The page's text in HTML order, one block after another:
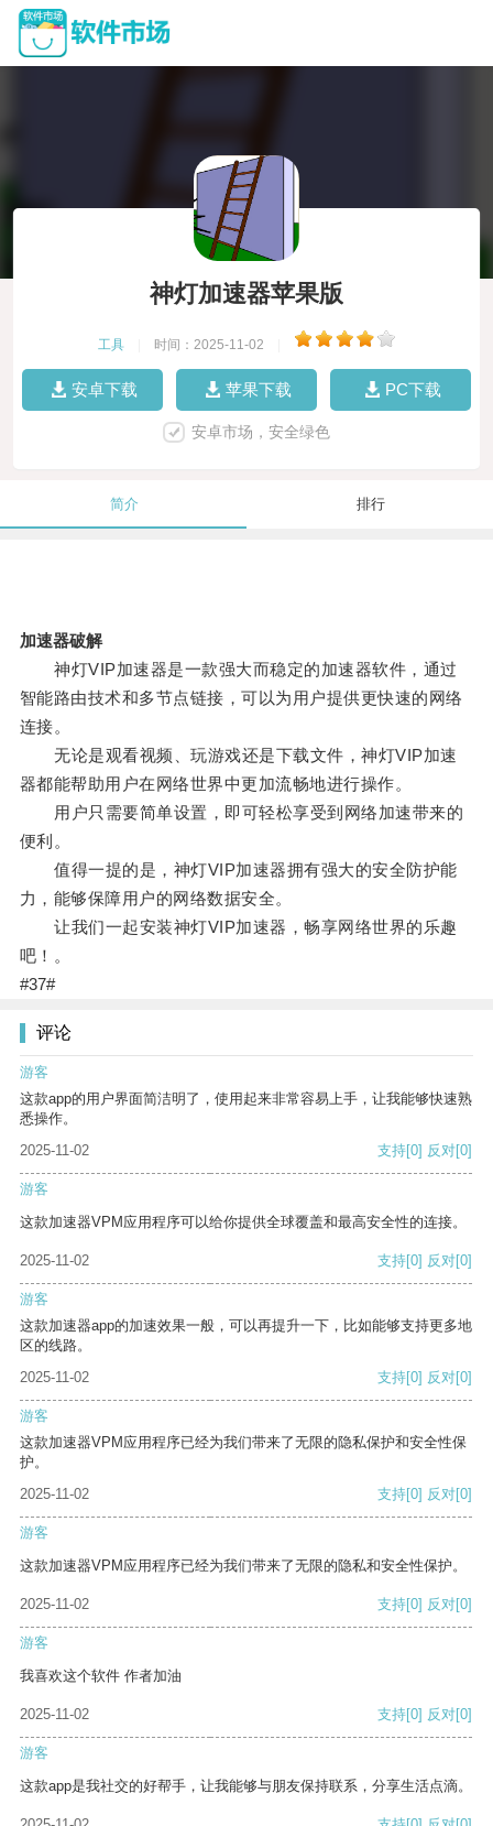
神灯加速器苹果版
工具 时间：2025-11-02
安卓下载 苹果下载 PC下载
安卓市场，安全绿色
简介 排行
加速器破解
神灯VIP加速器是一款强大而稳定的加速器软件，通过
智能路由技术和多节点链接，可以为用户提供更快速的网络
连接。
无论是观看视频、玩游戏还是下载文件，神灯VIP加速
器都能帮助用户在网络世界中更加流畅地进行操作。
用户只需要简单设置，即可轻松享受到网络加速带来的
便利。
值得一提的是，神灯VIP加速器拥有强大的安全防护能
力，能够保障用户的网络数据安全。
让我们一起安装神灯VIP加速器，畅享网络世界的乐趣
吧！。
#37#
评论
游客
这款app的用户界面简洁明了，使用起来非常容易上手，让我能够快速熟
悉操作。
2025-11-02
支持[0] 反对[0]
游客
这款加速器VPM应用程序可以给你提供全球覆盖和最高安全性的连接。
2025-11-02 支持[0] 反对[0]
游客
这款加速器app的加速效果一般，可以再提升一下，比如能够支持更多地
区的线路。
2025-11-02
支持[0] 反对[0]
游客
这款加速器VPM应用程序已经为我们带来了无限的隐私保护和安全性保
护。
2025-11-02
支持[0] 反对[0]
游客
这款加速器VPM应用程序已经为我们带来了无限的隐私和安全性保护。
2025-11-02 支持[0] 反对[0]
游客
我喜欢这个软件 作者加油
2025-11-02 支持[0] 反对[0]
游客
这款app是我社交的好帮手，让我能够与朋友保持联系，分享生活点滴。